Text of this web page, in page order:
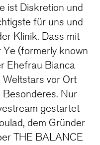
ist Diskretion und
für uns und
Klinik. Dass mit
(formerly known
Ehefrau Bianca
Weltstars vor Ort
Nur
gestartet
dem Gründer
THE BALANCE